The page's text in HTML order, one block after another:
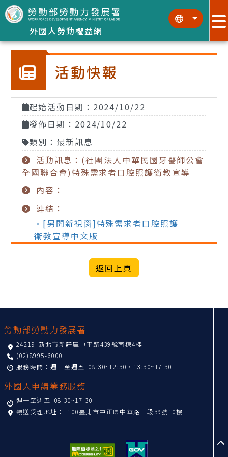
跳到主要內容區塊
外國人勞動權益網
::: :::
活動快報
起始活動日期：2024/10/22
發佈日期：2024/10/22
類別：最新訊息
活動訊息：(社團法人中華民國牙醫師公會
全國聯合會)特殊需求者口腔照護衛教宣導
內容：
連結：
•[另開新視窗]特殊需求者口腔照護
衛教宣導中文版
勞動部勞動力發展署
24219 新北市新莊區中平路439號南棟4樓
(02)8995-6000
服務時間：週一至週五 08:30~12:30，13:30~17:30
外國人申請業務服務
週一至週五 08:30~17:30
親送受理地址： 100臺北市中正區中華路一段39號10樓
至